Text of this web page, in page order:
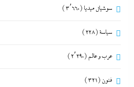
سوشيال ميديا (3٬660)
سياسة(228)
عرب و عالم (2٬290)
فنون (321)